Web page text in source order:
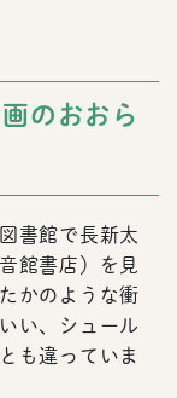
のおおら
書館で長新太
館書店）を見
かのような衝
い、シュール
も違っていま